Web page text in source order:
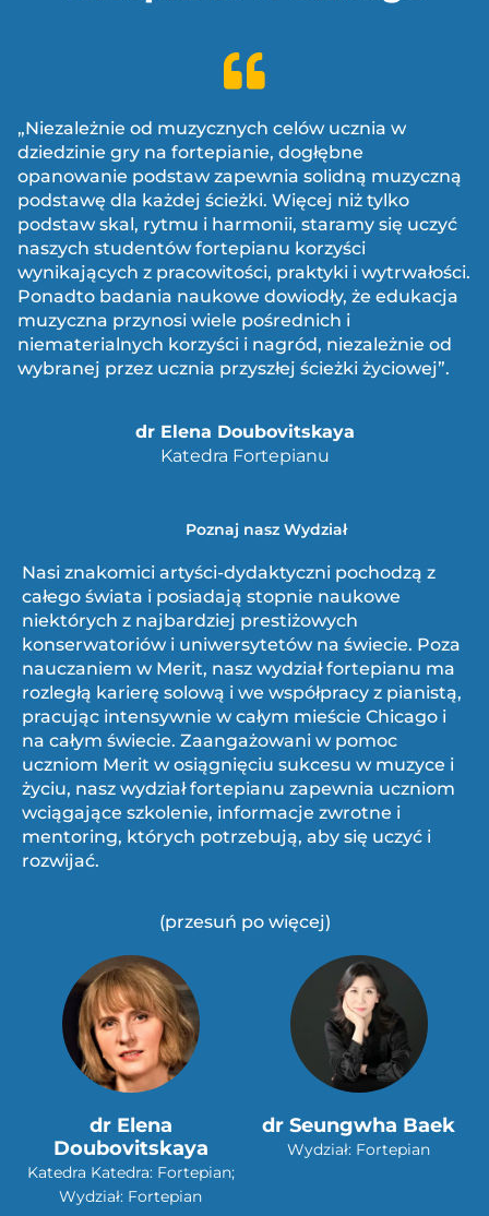
„Niezależnie od muzycznych celów ucznia w
dziedzinie gry na fortepianie, dogłębne
opanowanie podstaw zapewnia solidną muzyczną
podstawę dla każdej ścieżki. Więcej niż tylko
podstaw skal, rytmu i harmonii, staramy się uczyć
naszych studentów fortepianu korzyści
wynikających z pracowitości, praktyki i wytrwałości.
Ponadto badania naukowe dowiodły, że edukacja
muzyczna przynosi wiele pośrednich i
niematerialnych korzyści i nagród, niezależnie od
wybranej przez ucznia przyszłej ścieżki życiowej”.
dr Elena Doubovitskaya
Katedra Fortepianu
Poznaj nasz Wydział
Nasi znakomici artyści-dydaktyczni pochodzą z
całego świata i posiadają stopnie naukowe
niektórych z najbardziej prestiżowych
konserwatoriów i uniwersytetów na świecie. Poza
nauczaniem w Merit, nasz wydział fortepianu ma
rozległą karierę solową i we współpracy z pianistą,
pracując intensywnie w całym mieście Chicago i
na całym świecie. Zaangażowani w pomoc
uczniom Merit w osiągnięciu sukcesu w muzyce i
życiu, nasz wydział fortepianu zapewnia uczniom
wciągające szkolenie, informacje zwrotne i
mentoring, których potrzebują, aby się uczyć i
rozwijać.
(przesuń po więcej)
dr Elena
Doubovitskaya
Katedra Katedra: Fortepian;
Wydział: Fortepian
dr Seungwha Baek
Wydział: Fortepian